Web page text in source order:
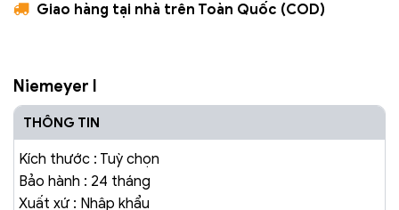
Giao hàng tại nhà trên Toàn Quốc (COD)
Niemeyer I
THÔNG TIN
Kích thước : Tuỳ chọn
Bảo hành : 24 tháng
Xuất xứ : Nhập khẩu